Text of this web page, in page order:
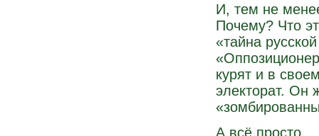
И, тем не
Почему? Что
«тайна
курят и в
электорат. Он
А всё просто.